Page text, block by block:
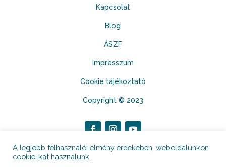
Kapcsolat
Blog
ÁSZF
Impresszum
Cookie tájékoztató
Copyright © 2023
A legjobb felhasználói élmény érdekében, weboldalunkon
cookie-kat használunk.